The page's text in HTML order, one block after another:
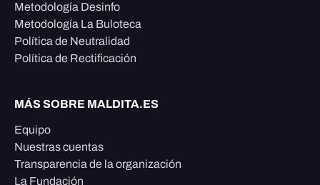
Metodología Desinfo
Metodología La Buloteca
Política de Neutralidad
Política de Rectificación
MÁS SOBRE MALDITA.ES
Equipo
Nuestras cuentas
Transparencia de la organización
La Fundación